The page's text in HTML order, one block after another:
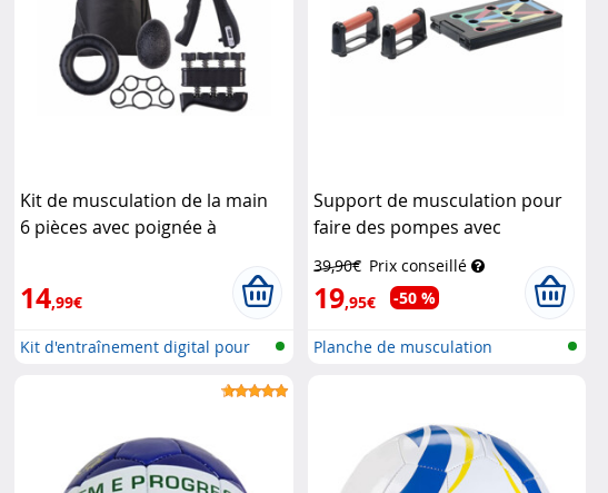
Kit de musculation de la main
6 pièces avec poignée à
14,99€
Kit d'entraînement digital pour
Support de musculation pour
faire des pompes avec
poignées amovibles
Medicals
39,90€ Prix conseillé
19,95€ -50 %
Planche de musculation